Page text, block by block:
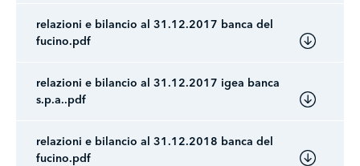
relazioni e bilancio al 31.12.2017 banca del
fucino.pdf
relazioni e bilancio al 31.12.2017 igea banca
s.p.a..pdf
relazioni e bilancio al 31.12.2018 banca del
fucino.pdf